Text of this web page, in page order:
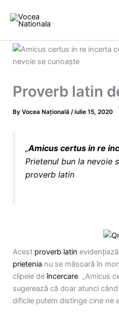
content
Proverb latin
By Vocea Națională /iulie 15, 2020
„Amicus certus in re
Prietenul bun la nevoie
proverb latin
Acest proverb latin
prietenia nu se măsoară în
clipele deîncercare. „Amicus
sugerează că doar atunci
dificile putem distinge cine ne